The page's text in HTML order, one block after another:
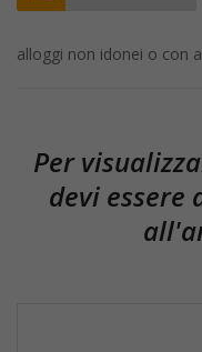
alloggi non idonei o con
Per
devi essere